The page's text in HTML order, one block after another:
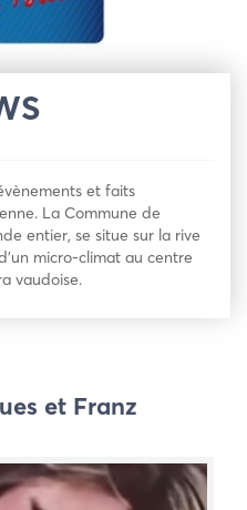
et faits
La Commune de
entier, se situe sur la rive
micro-climat au centre
vaudoise.
et Franz